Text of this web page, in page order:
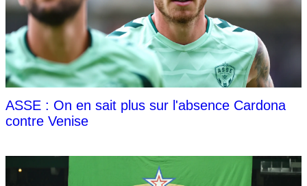
ASSE : On en sait plus sur l'absence Cardona
contre Venise